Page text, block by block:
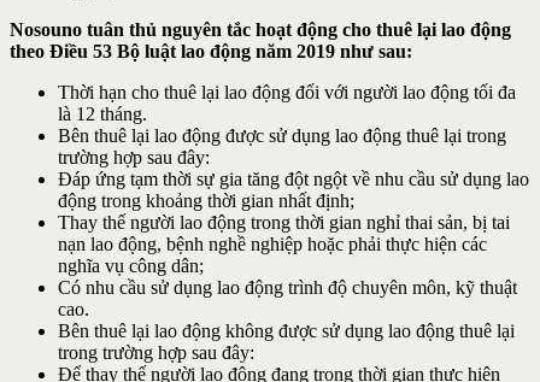
Nosouno tuân thủ nguyên tắc hoạt động cho thuê lại lao động
theo Điều 53 Bộ luật lao động năm 2019 như sau:
Thời hạn cho thuê lại lao động đối với người lao động tối đa
là 12 tháng.
Bên thuê lại lao động được sử dụng lao động thuê lại trong
trường hợp sau đây:
Đáp ứng tạm thời sự gia tăng đột ngột về nhu cầu sử dụng lao
động trong khoảng thời gian nhất định;
Thay thế người lao động trong thời gian nghỉ thai sản, bị tai
nạn lao động, bệnh nghề nghiệp hoặc phải thực hiện các
nghĩa vụ công dân;
Có nhu cầu sử dụng lao động trình độ chuyên môn, kỹ thuật
cao.
Bên thuê lại lao động không được sử dụng lao động thuê lại
trong trường hợp sau đây:
Để thay thế người lao động đang trong thời gian thực hiện